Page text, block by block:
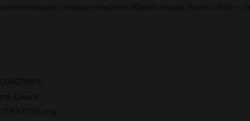
и выделяться из общей массы. Быть собой –
Джага
21 BX DD/Long